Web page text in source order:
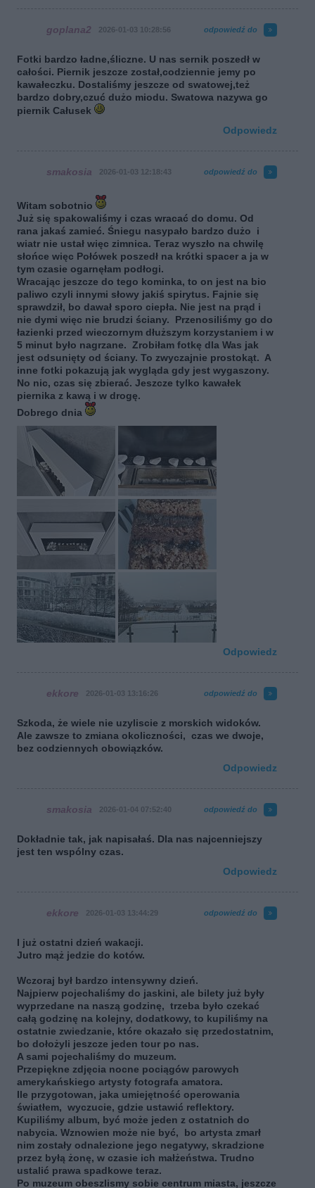
goplana2 2026-01-03 10:28:56 odpowiedź do
Fotki bardzo ładne,śliczne. U nas sernik poszedł w
całości. Piernik jeszcze został,codziennie jemy po
kawałeczku. Dostaliśmy jeszcze od swatowej,też
bardzo dobry,czuć dużo miodu. Swatowa nazywa go
piernik Całusek
Odpowiedz
smakosia 2026-01-03 12:18:43 odpowiedź do
Witam sobotnio
Już się spakowaliśmy i czas wracać do domu. Od
rana jakaś zamieć. Śniegu nasypało bardzo dużo i
wiatr nie ustał więc zimnica. Teraz wyszło na chwilę
słońce więc Połówek poszedł na krótki spacer a ja w
tym czasie ogarnęłam podłogi.
Wracając jeszcze do tego kominka, to on jest na bio
paliwo czyli innymi słowy jakiś spirytus. Fajnie się
sprawdził, bo dawał sporo ciepła. Nie jest na prąd i
nie dymi więc nie brudzi ściany. Przenosiliśmy go do
łazienki przed wieczornym dłuższym korzystaniem i w
5 minut było nagrzane. Zrobiłam fotkę dla Was jak
jest odsunięty od ściany. To zwyczajnie prostokąt. A
inne fotki pokazują jak wygląda gdy jest wygaszony.
No nic, czas się zbierać. Jeszcze tylko kawałek
piernika z kawą i w drogę.
Dobrego dnia
Odpowiedz
ekkore 2026-01-03 13:16:26 odpowiedź do
Szkoda, że wiele nie uzyliscie z morskich widoków.
Ale zawsze to zmiana okoliczności, czas we dwoje,
bez codziennych obowiązków.
Odpowiedz
smakosia 2026-01-04 07:52:40 odpowiedź do
Dokładnie tak, jak napisałaś. Dla nas najcenniejszy
jest ten wspólny czas.
Odpowiedz
ekkore 2026-01-03 13:44:29 odpowiedź do
I już ostatni dzień wakacji.
Jutro mąż jedzie do kotów.
Wczoraj był bardzo intensywny dzień.
Najpierw pojechaliśmy do jaskini, ale bilety już były
wyprzedane na naszą godzinę, trzeba było czekać
całą godzinę na kolejny, dodatkowy, to kupiliśmy na
ostatnie zwiedzanie, które okazało się przedostatnim,
bo dołożyli jeszcze jeden tour po nas.
A sami pojechaliśmy do muzeum.
Przepiękne zdjęcia nocne pociągów parowych
amerykańskiego artysty fotografa amatora.
Ile przygotowan, jaka umiejętność operowania
światłem, wyczucie, gdzie ustawić reflektory.
Kupiliśmy album, być może jeden z ostatnich do
nabycia. Wznowien może nie być, bo artysta zmarł
nim zostały odnalezione jego negatywy, skradzione
przez byłą żonę, w czasie ich małżeństwa. Trudno
ustalić prawa spadkowe teraz.
Po muzeum obeszlismy sobie centrum miasta, jeszcze